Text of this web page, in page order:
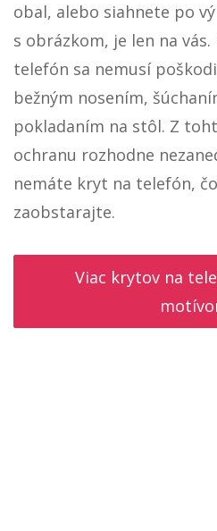
obal, alebo siahnete po
s obrázkom, je len na
telefón sa nemusí
bežným nosením,
pokladaním na stôl. Z
ochranu rozhodne
nemáte kryt na telefón,
zaobstarajte.
Viac krytov na